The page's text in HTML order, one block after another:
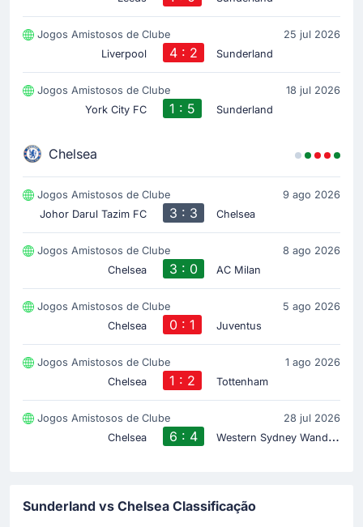
Jogos Amistosos de Clube
25 jul 2026
Liverpool
4 : 2 Sunderland
Jogos Amistosos de Clube
18 jul 2026
York City FC
1 : 5 Sunderland
Chelsea
Jogos Amistosos de Clube
9 ago 2026
Johor Darul Tazim FC
3 : 3 Chelsea
Jogos Amistosos de Clube
8 ago 2026
Chelsea
3 : 0 AC Milan
Jogos Amistosos de Clube
5 ago 2026
Chelsea
0 : 1 Juventus
Jogos Amistosos de Clube
1 ago 2026
Chelsea
1 : 2 Tottenham
Jogos Amistosos de Clube
28 jul 2026
Chelsea
6 : 4 W
estern Sydney Wanderers FC
Sunderland vs Chelsea Classificação